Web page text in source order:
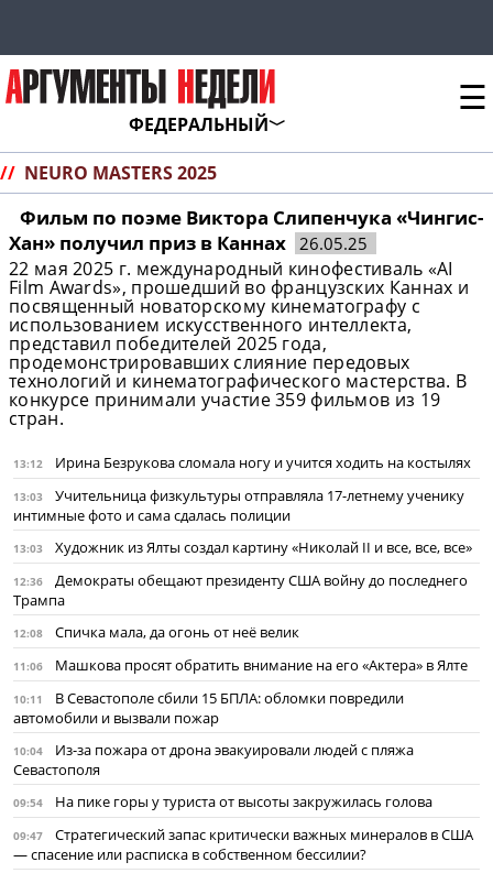
ФЕДЕРАЛЬНЫЙ
☰
// NEURO MASTERS 2025
Фильм по поэме Виктора Слипенчука «Чингис-
Хан» получил приз в Каннах 26.05.25
22 мая 2025 г. международный кинофестиваль «AI
Film Awards», прошедший во французских Каннах и
посвященный новаторскому кинематографу с
использованием искусственного интеллекта,
представил победителей 2025 года,
продемонстрировавших слияние передовых
технологий и кинематографического мастерства. В
конкурсе принимали участие 359 фильмов из 19
стран.
13:12 Ирина Безрукова сломала ногу и учится ходить на костылях
13:03
Учительница физкультуры отправляла 17-летнему ученику
интимные фото и сама сдалась полиции
13:03 Художник из Ялты создал картину «Николай II и все, все, все»
12:36
Демократы обещают президенту США войну до последнего
Трампа
12:08 Спичка мала, да огонь от неё велик
11:06 Машкова просят обратить внимание на его «Актера» в Ялте
10:11
В Севастополе сбили 15 БПЛА: обломки повредили
автомобили и вызвали пожар
10:04
Из-за пожара от дрона эвакуировали людей с пляжа
Севастополя
09:54 На пике горы у туриста от высоты закружилась голова
09:47
Стратегический запас критически важных минералов в США
— спасение или расписка в собственном бессилии?